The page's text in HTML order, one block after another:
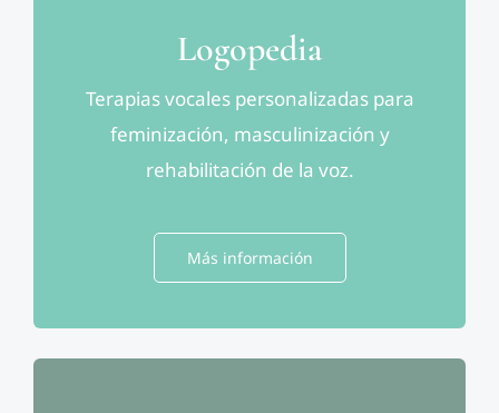
Logopedia
Terapias vocales personalizadas para
feminización, masculinización y
rehabilitación de la voz.
Más información